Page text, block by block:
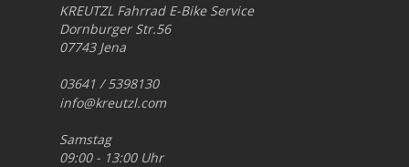
KREUTZL Fahrrad E-Bike Service
Dornburger Str.56
07743 Jena
03641 / 5398130
info@kreutzl.com
Samstag
09:00 - 13:00 Uhr